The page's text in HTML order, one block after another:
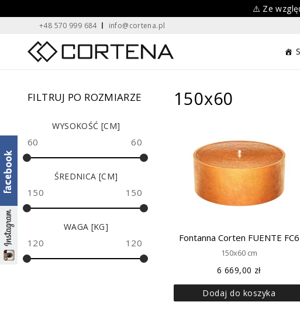
content
⚠️ Ze
+48 570 999 684 info@cortena.pl
Home
150x60
Fontanna Corten FUENTE FC6
150x60 cm
6 669,00 zł
Dodaj do koszyka
FILTRUJ PO ROZMIARZE
WYSOKOŚĆ [CM]
60 60
ŚREDNICA [CM]
150 150
WAGA [KG]
120 120